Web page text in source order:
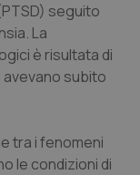
seguito
La
è risultata di
avevano subito
tra i fenomeni
le condizioni di